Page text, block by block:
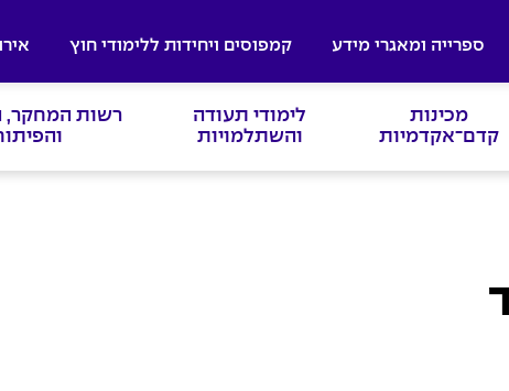
ספרייה ומאגרי מידע קמפוסים ויחידות ללימודי חוץ
מכינות
קדם־אקדמיות
לימודי תעודה
והשתלמויות
רשות המחקר,